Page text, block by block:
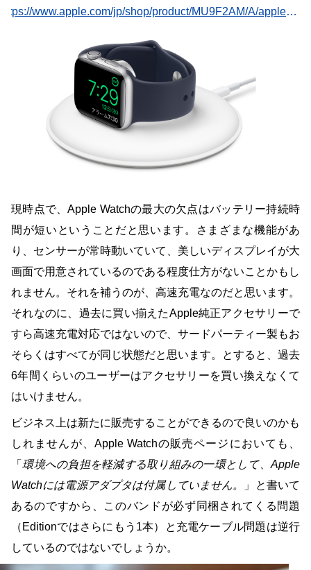
Apple Watchを目覚まし時計代わりに使えます。送料無
https://www.apple.com/jp/shop/product/MU9F2AM/A/apple-watch%E7%A3%81%E6%B0%97%E5%85%85%E9%9B%BB%E3%83%89%E3%83%83%E3%82%AF?fnode=ec953be7a4334cee16cee264d2f94fb3087427d0cc478309c0869b6f876b5f85eec95b8a3727f0a99888061ddd4383f3fdcefacd7733732d1e9dd03fed84f3e31d757dd12ff4d4a5977449e116d3a824dc8fc85334a4c2cff4a7b4fc3ddf0275b1eeeead1a7defb0719f49f7d8c8955b&fs=f%3Dseries6%26fh%3D47a7%252B4d1c
現時点で、Apple Watchの最大の欠点はバッテリー持続時
間が短いということだと思います。さまざまな機能があ
り、センサーが常時動いていて、美しいディスプレイが大
画面で用意されているのである程度仕方がないことかもし
れません。それを補うのが、高速充電なのだと思います。
それなのに、過去に買い揃えたApple純正アクセサリーで
すら高速充電対応ではないので、サードパーティー製もお
そらくはすべてが同じ状態だと思います。とすると、過去
6年間くらいのユーザーはアクセサリーを買い換えなくて
はいけません。
ビジネス上は新たに販売することができるので良いのかも
しれませんが、Apple Watchの販売ページにおいても、
「環境への負担を軽減する取り組みの一環として、Apple
Watchには電源アダプタは付属していません。
」と書いて
あるのですから、このバンドが必ず同梱されてくる問題
（Editionではさらにもう1本）と充電ケーブル問題は逆行
しているのではないでしょうか。